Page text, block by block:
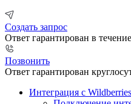
Создать запрос
Ответ гарантирован в
Позвонить
Ответ гарантирован
Интеграция с Wildberries